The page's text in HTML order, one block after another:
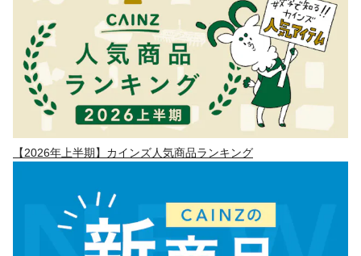
【2026年上半期】カインズ人気商品ランキング